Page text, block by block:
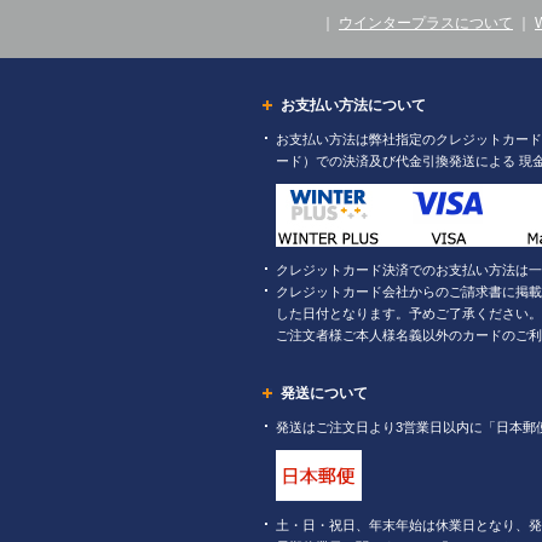
ウインタープラスについて
お支払い方法について
お支払い方法は弊社指定のクレジットカー
ード）での決済及び代金引換発送による 現
クレジットカード決済でのお支払い方法は
クレジットカード会社からのご請求書に掲
した日付となります。予めご了承ください。
ご注文者様ご本人様名義以外のカードのご
発送について
発送はご注文日より3営業日以内に「日本
土・日・祝日、年末年始は休業日となり、